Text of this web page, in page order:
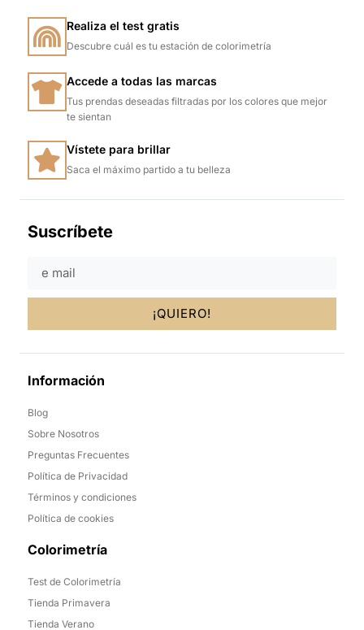
Realiza el test gratis
Descubre cuál es tu estación de colorimetría
Accede a todas las marcas
Tus prendas deseadas filtradas por los colores que mejor
te sientan
Vístete para brillar
Saca el máximo partido a tu belleza
Suscríbete
¡QUIERO!
Información
Blog
Sobre Nosotros
Preguntas Frecuentes
Política de Privacidad
Términos y condiciones
Política de cookies
Colorimetría
Test de Colorimetría
Tienda Primavera
Tienda Verano